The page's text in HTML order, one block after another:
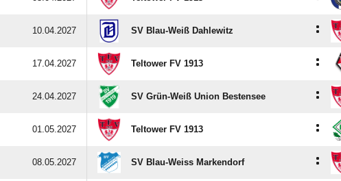
10.04.2027 SV Blau-Weiß Dahlewitz :
17.04.2027 Teltower FV 1913 :
24.04.2027 SV Grün-Weiß Union Bestensee :
01.05.2027 Teltower FV 1913 :
08.05.2027 SV Blau-Weiss Markendorf :